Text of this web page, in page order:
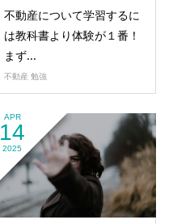
不動産について学習するに
は教科書より体験が１番！
まず...
不動産 勉強
APR
14
2025